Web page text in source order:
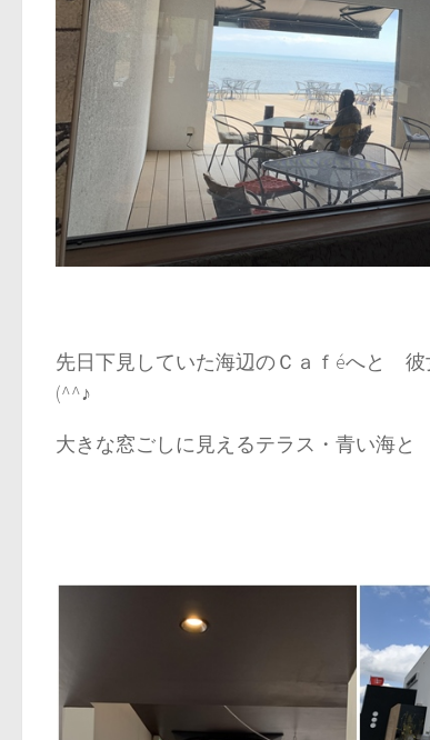
先日下見していた海辺のＣａｆéへと
(^^♪
大きな窓ごしに見えるテラス・青い海